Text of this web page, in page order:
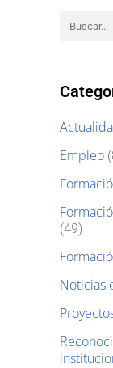
Empleo
(49)
Noticias